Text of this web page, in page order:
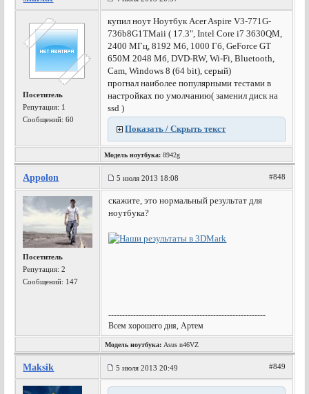
Посетитель
Репутация: 1
Сообщений: 60
купил ноут Ноутбук Acer Aspire V3-771G-
736b8G1TMaii ( 17.3", Intel Core i7 3630QM,
2400 МГц, 8192 Мб, 1000 Гб, GeForce GT
650M 2048 Мб, DVD-RW, Wi-Fi, Bluetooth,
Cam, Windows 8 (64 bit), серый)
прогнал наиболее популярными тестами в
настройках по умолчанию( заменил диск на
ssd )
Показать / Скрыть текст
Модель ноутбука: 8942g
Appolon 5 июля 2013 18:08 #848
Посетитель
Репутация:2
Сообщений: 147
скажите, это нормальный результат для
ноутбука?
---------------------------------------------------------
Всем хорошего дня, Артем
Модель ноутбука: Asus n46VZ
Maksik 5 июля 2013 20:49 #849